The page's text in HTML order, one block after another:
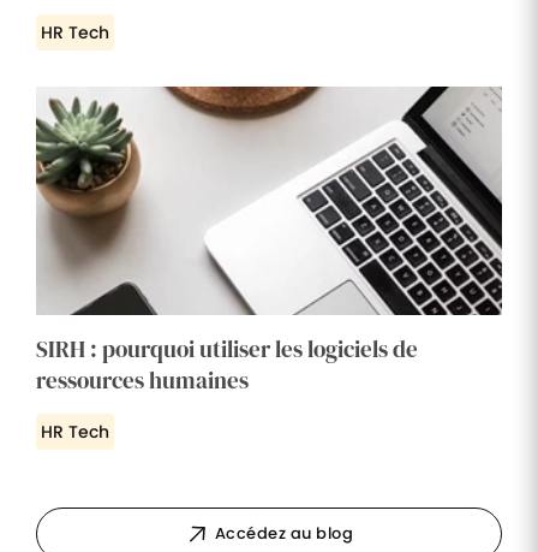
HR Tech
SIRH : pourquoi utiliser les logiciels de
ressources humaines
HR Tech
Accédez au blog